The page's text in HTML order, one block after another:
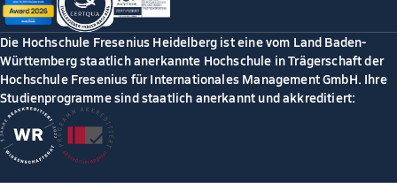
Die Hochschule Fresenius Heidelberg ist eine vom Land Baden-
Württemberg staatlich anerkannte Hochschule in Trägerschaft der
Hochschule Fresenius für Internationales Management GmbH. Ihre
Studienprogramme sind staatlich anerkannt und akkreditiert: